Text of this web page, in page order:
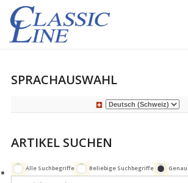
SPRACHAUSWAHL
ARTIKEL SUCHEN
Alle Suchbegriffe Beliebige Suchbegriffe